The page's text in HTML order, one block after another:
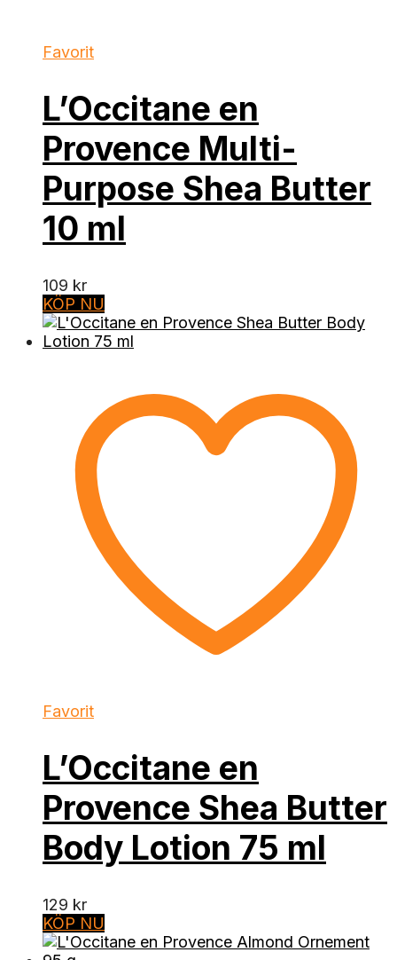
Favorit
L’Occitane en
Provence Multi-
Purpose Shea Butter
10 ml
109 kr
KÖP NU
Favorit
L’Occitane en
Provence Shea Butter
Body Lotion 75 ml
129 kr
KÖP NU